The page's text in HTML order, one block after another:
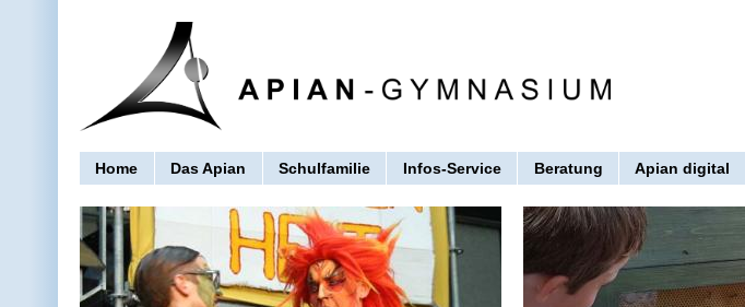
Home Das Apian Schulfamilie Infos-Service Beratung Apian digital